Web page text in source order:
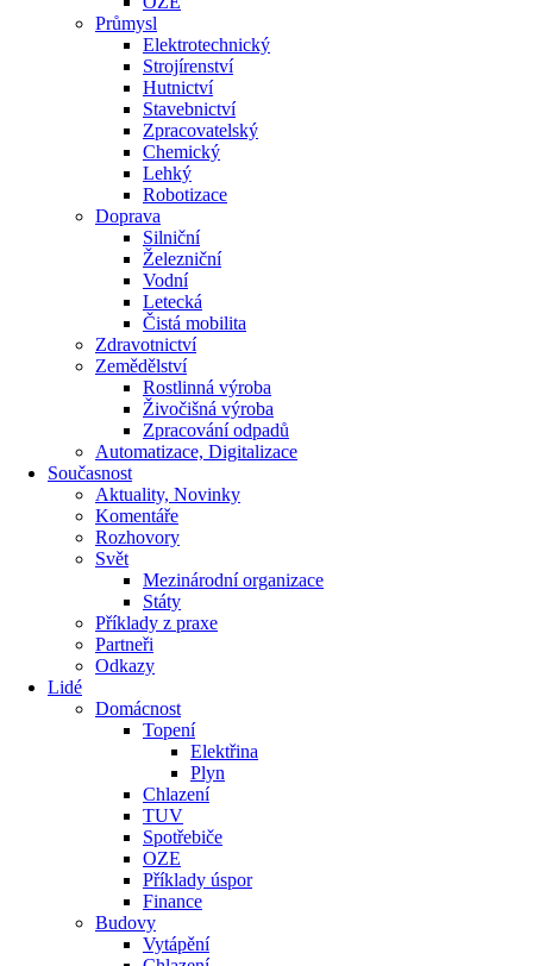
Průmysl
Elektrotechnický
Strojírenství
Hutnictví
Stavebnictví
Zpracovatelský
Chemický
Lehký
Robotizace
Doprava
Silniční
Železniční
Vodní
Letecká
Čistá mobilita
Zdravotnictví
Zemědělství
Rostlinná výroba
Živočišná výroba
Zpracování odpadů
Automatizace, Digitalizace
Současnost
Aktuality, Novinky
Komentáře
Rozhovory
Svět
Mezinárodní organizace
Státy
Příklady z praxe
Partneři
Odkazy
Lidé
Domácnost
Topení
Elektřina
Plyn
Chlazení
TUV
Spotřebiče
OZE
Příklady úspor
Finance
Budovy
Vytápění